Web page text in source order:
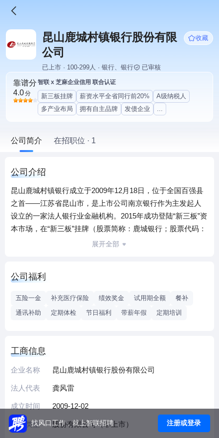
昆山鹿城村镇银行股份有限
公司
收藏
已上市 · 100-299人 · 银行、银行 已审核
靠谱分
4.0分
智联 x 芝麻企业信用 联合认证
新三板挂牌 薪资水平全省同行前20%
A级纳税人
多产业布局
拥有自主品牌 发债企业 ...
公司简介 在招职位 · 1
公司介绍
昆山鹿城村镇银行成立于2009年12月18日，位于全国百强县
之首——江苏省昆山市，是上市公司南京银行作为主发起人
设立的一家法人银行业金融机构。2015年成功登陆“新三板”资
本市场，在“新三板”挂牌（股票简称：鹿城银行；股票代码：
832792），2016-2020年连续五年入选“新三板”创新层。2016
地方金融十佳成长性银行”、“中国地方金融十佳科技创新银
镇银行小微金融服务先进单位”、“普惠金融工作先进单
昆山鹿城村镇银行始终专注于服务“三农”、服务小微，一贯秉
承“想干事的给机会、能干事的给平台、干好事的给待遇”的用
习型组织，致力于搭建与我行发展战略相适应的培训体系。
我行搭建了全方位的人才培养梯队：“雏鹰计划”人才库培养、
管理培训生计划等；建立了各条线的员工晋升通道和干部公
开竞聘机制，培养和激发每位员工充分施展自己的才华，提
展开全部
公司福利
五险一金 补充医疗保险 绩效奖金 试用期全额
餐补
通讯补助
定期体检 节日福利 带薪年假 定期培训
工商信息
企业名称 昆山鹿城村镇银行股份有限公司
法人代表 龚风雷
成立时间 2009-12-02
企业类型 股份有限公司（非上市）
找风口工作，就上智联招聘 注册或登录